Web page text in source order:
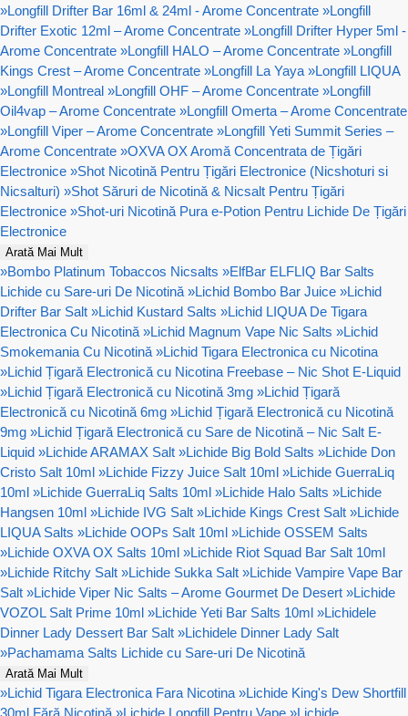
»Longfill Drifter Bar 16ml & 24ml - Arome Concentrate »Longfill
Drifter Exotic 12ml – Arome Concentrate »Longfill Drifter Hyper 5ml -
Arome Concentrate »Longfill HALO – Arome Concentrate »Longfill
Kings Crest – Arome Concentrate »Longfill La Yaya »Longfill LIQUA
»Longfill Montreal »Longfill OHF – Arome Concentrate »Longfill
Oil4vap – Arome Concentrate »Longfill Omerta – Arome Concentrate
»Longfill Viper – Arome Concentrate »Longfill Yeti Summit Series –
Arome Concentrate »OXVA OX Aromă Concentrata de Țigări
Electronice »Shot Nicotină Pentru Țigări Electronice (Nicshoturi si
Nicsalturi) »Shot Săruri de Nicotină & Nicsalt Pentru Țigări
Electronice »Shot-uri Nicotină Pura e-Potion Pentru Lichide De Țigări
Electronice
Arată Mai Mult
»Bombo Platinum Tobaccos Nicsalts »ElfBar ELFLIQ Bar Salts
Lichide cu Sare-uri De Nicotină »Lichid Bombo Bar Juice »Lichid
Drifter Bar Salt »Lichid Kustard Salts »Lichid LIQUA De Tigara
Electronica Cu Nicotină »Lichid Magnum Vape Nic Salts »Lichid
Smokemania Cu Nicotină »Lichid Tigara Electronica cu Nicotina
»Lichid Țigară Electronică cu Nicotina Freebase – Nic Shot E-Liquid
»Lichid Țigară Electronică cu Nicotină 3mg »Lichid Țigară
Electronică cu Nicotină 6mg »Lichid Țigară Electronică cu Nicotină
9mg »Lichid Țigară Electronică cu Sare de Nicotină – Nic Salt E-
Liquid »Lichide ARAMAX Salt »Lichide Big Bold Salts »Lichide Don
Cristo Salt 10ml »Lichide Fizzy Juice Salt 10ml »Lichide GuerraLiq
10ml »Lichide GuerraLiq Salts 10ml »Lichide Halo Salts »Lichide
Hangsen 10ml »Lichide IVG Salt »Lichide Kings Crest Salt »Lichide
LIQUA Salts »Lichide OOPs Salt 10ml »Lichide OSSEM Salts
»Lichide OXVA OX Salts 10ml »Lichide Riot Squad Bar Salt 10ml
»Lichide Ritchy Salt »Lichide Sukka Salt »Lichide Vampire Vape Bar
Salt »Lichide Viper Nic Salts – Arome Gourmet De Desert »Lichide
VOZOL Salt Prime 10ml »Lichide Yeti Bar Salts 10ml »Lichidele
Dinner Lady Dessert Bar Salt »Lichidele Dinner Lady Salt
»Pachamama Salts Lichide cu Sare-uri De Nicotină
Arată Mai Mult
»Lichid Tigara Electronica Fara Nicotina »Lichide King's Dew Shortfill